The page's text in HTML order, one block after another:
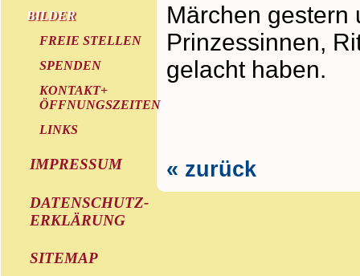
BILDER
FREIE STELLEN
SPENDEN
KONTAKT+
ÖFFNUNGSZEITEN
LINKS
IMPRESSUM
DATENSCHUTZ-
ERKLÄRUNG
SITEMAP
Märchen gestern
Prinzessinnen,
gelacht haben.
« zurück